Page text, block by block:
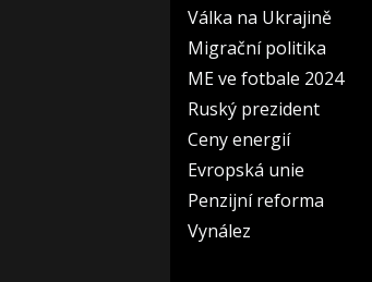
Válka na Ukrajině
Migrační politika
ME ve fotbale 2024
Ruský prezident
Ceny energií
Evropská unie
Penzijní reforma
Vynález